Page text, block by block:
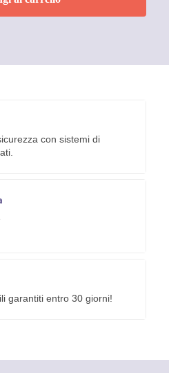
con sistemi di
garantiti entro 30 giorni!